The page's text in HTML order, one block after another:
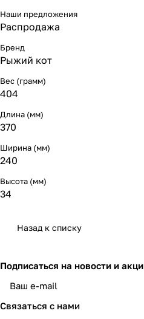
Наши предложения
Распродажа
Бренд
Рыжий кот
Вес (грамм)
404
Длина (мм)
370
Ширина (мм)
240
Высота (мм)
34
Назад к списку
Подписаться на новости и
Связаться с нами